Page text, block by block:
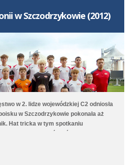
w Szczodrzykowie (2012)
w 2. lidze wojewódzkiej C2 odniosła
w Szczodrzykowie pokonała aż
Hat tricka w tym spotkaniu
Drugi zespół, który rywalizuje w